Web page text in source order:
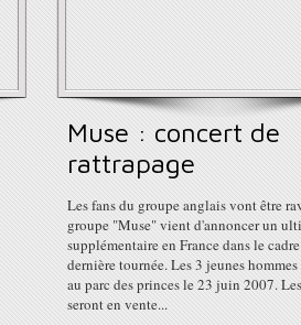
Muse : concert de
rattrapage
Les fans du groupe anglais vont être
groupe "Muse" vient d'annoncer un
supplémentaire en France dans le
dernière tournée. Les 3 jeunes
au parc des princes le 23 juin 2007.
seront en vente...